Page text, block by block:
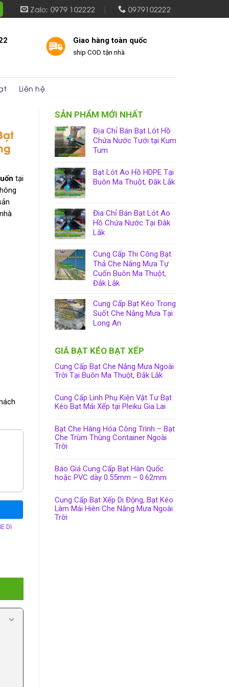
Zalo: 0979 102222 0979102222
Giao hàng toàn quốc
ship COD tận nhà
Liên hệ
tại
DI
SẢN PHẨM MỚI NHẤT
Địa Chỉ Bán Bạt Lót Hồ
Chứa Nước Tưới tại Kum
Tum
Bạt Lót Ao Hồ HDPE Tại
Buôn Ma Thuột, Đắk Lắk
Đia Chỉ Bán Bạt Lót Ao
Hồ Chứa Nước Tại Đắk
Lắk
Cung Cấp Thi Công Bạt
Thả Che Nắng Mưa Tự
Cuốn Buôn Ma Thuột,
Đắk Lắk
Cung Cấp Bạt Kéo Trong
Suốt Che Nắng Mưa Tại
Long An
GIÁ BẠT KÉO BẠT XẾP
Cung Cấp Bạt Che Nắng Mưa Ngoài
Trời Tại Buôn Ma Thuột, Đắk Lắk
Cung Cấp Linh Phụ Kiện Vật Tư Bạt
Kéo Bạt Mái Xếp tại Pleiku Gia Lai
Bạt Che Hàng Hóa Công Trình – Bạt
Che Trùm Thùng Container Ngoài
Trời
Báo Giá Cung Cấp Bạt Hàn Quốc
hoặc PVC dày 0.55mm – 0.62mm
Cung Cấp Bạt Xếp Di Động, Bạt Kéo
Làm Mái Hiên Che Nắng Mưa Ngoài
Trời